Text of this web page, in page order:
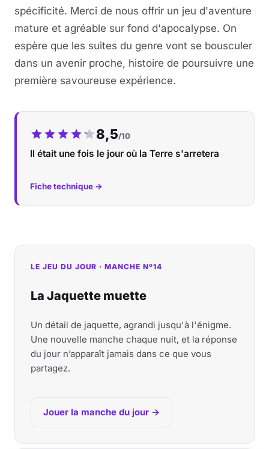
spécificité. Merci de nous offrir un jeu d'aventure
mature et agréable sur fond d'apocalypse. On
espère que les suites du genre vont se bousculer
dans un avenir proche, histoire de poursuivre une
première savoureuse expérience.
Notre note :
8,5/10
Il était une fois le jour où la Terre s'arretera
Fiche technique →
LE JEU DU JOUR · MANCHE Nº14
La Jaquette muette
Un détail de jaquette, agrandi jusqu'à l'énigme.
Une nouvelle manche chaque nuit, et la réponse
du jour n’apparaît jamais dans ce que vous
partagez.
Jouer la manche du jour →